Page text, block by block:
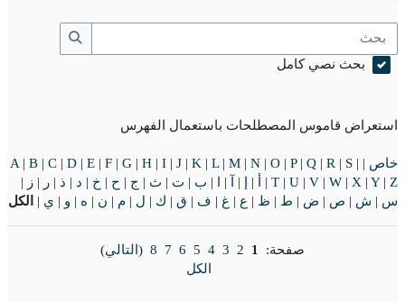
بحث
بحث نصي كامل
استعراض قاموس المصطلحات باستعمال الفهرس
خاص |
A | B | C | D | E | F | G | H | I | J | K | L| M | N | O | P| Q | R | S |
T | U | V | W | X | Y| Z
|
|
|
|
| ب | ت | ث | ج | ح | خ | د | ذ | ر | ز |
س | ش | ص | ض | ط | ظ | ع | غ | ف | ق | ك | ل | م | ن | ه | و | ي | الكل
صفحة: 1
2
3
4
5
6
7
8
( التالي)
الكل